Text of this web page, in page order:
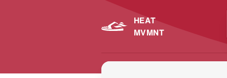
HEAT
MVMNT